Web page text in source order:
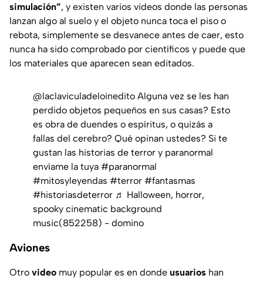
simulación”, y existen varios videos donde las personas
lanzan algo al suelo y el objeto nunca toca el piso o
rebota, simplemente se desvanece antes de caer, esto
nunca ha sido comprobado por científicos y puede que
los materiales que aparecen sean editados.
@laclaviculadeloinedito Alguna vez se les han
perdido objetos pequeños en sus casas? Esto
es obra de duendes o espíritus, o quizás a
fallas del cerebro? Qué opinan ustedes? Si te
gustan las historias de terror y paranormal
envíame la tuya #paranormal
#mitosyleyendas #terror #fantasmas
#historiasdeterror ♬ Halloween, horror,
spooky cinematic background
music(852258) - domino
Aviones
Otro video muy popular es en donde usuarios han